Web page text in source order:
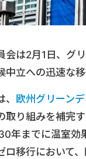
会は2月1日、グ
中立への迅速な
欧州グリーン
取り組みを補完
年までに温室効
ロ移行において